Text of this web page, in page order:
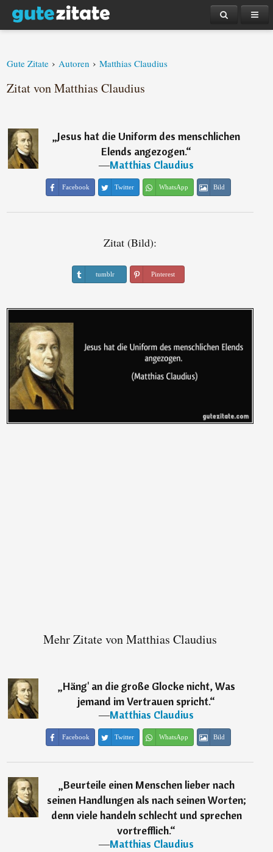
Gute Zitate › Autoren › Matthias Claudius
Zitat von Matthias Claudius
„Jesus hat die Uniform des menschlichen
Elends angezogen.“
―Matthias Claudius
Facebook Twitter WhatsApp Bild
Zitat (Bild):
tumblr Pinterest
Mehr Zitate von Matthias Claudius
„Häng' an die große Glocke nicht, Was
jemand im Vertrauen spricht.“
―Matthias Claudius
Facebook Twitter WhatsApp Bild
„Beurteile einen Menschen lieber nach
seinen Handlungen als nach seinen Worten;
denn viele handeln schlecht und sprechen
vortrefflich.“
―Matthias Claudius